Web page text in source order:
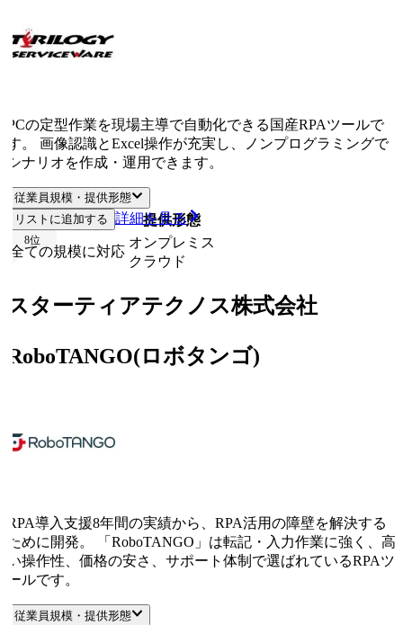
の定型作業を現場主導で自動化できる国産RPAツールで
。 画像認識とExcel操作が充実し、ノンプログラミングで
ナリオを作成・運用できます。
従業員規模・提供形態
従業員規模 提供形態
ての規模に対応
オンプレミス
クラウド
リストに追加する 詳細を見る
位
ターティアテクノス株式会社
ロボタンゴ)
導入支援8年間の実績から、RPA活用の障壁を解決する
めに開発。 「RoboTANGO」は転記・入力作業に強く、高
操作性、価格の安さ、サポート体制で選ばれているRPAツ
ルです。
従業員規模・提供形態